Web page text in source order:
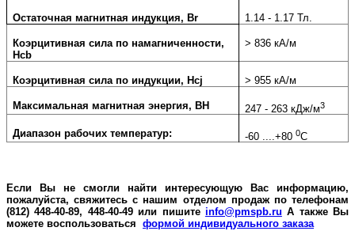
Остаточная магнитная индукция, Br 1.14 - 1.17 Тл.
Коэрцитивная сила по намагниченности,
Hcb
> 836 кА/м
Коэрцитивная сила по индукции, Hcj > 955 кА/м
Максимальная магнитная энергия, BH 247 - 263 кДж/м3
Диапазон рабочих температур: -60 ....+800С
Если Вы не смогли найти интересующую Вас информацию,
пожалуйста, свяжитесь с нашим отделом продаж по телефонам
(812) 448-40-89, 448-40-49 или пишите info@pmspb.ru А также Вы
можете воспользоваться формой индивидуального заказа